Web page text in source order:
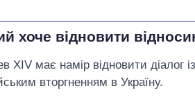
хоче відновити
XIV має намір відновити діалог
вторгненням в Україну.